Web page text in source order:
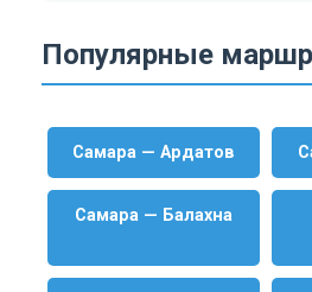
Популярные
Самара — Ардатов
Самара — Балахна